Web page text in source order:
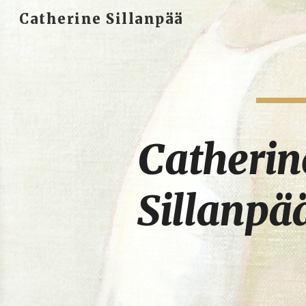
Catherine Sillanpää